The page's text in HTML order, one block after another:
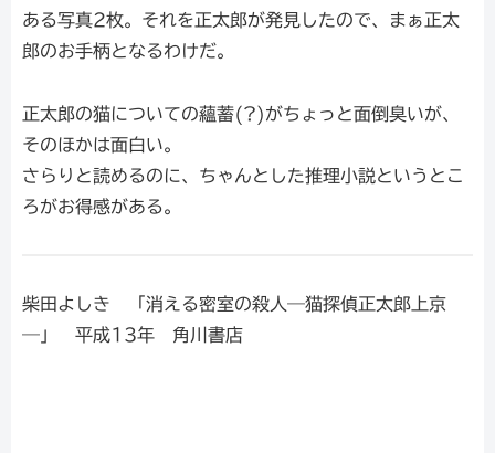
ある写真2枚。それを正太郎が発見したので、まぁ正太
郎のお手柄となるわけだ。
正太郎の猫についての蘊蓄(?)がちょっと面倒臭いが、
そのほかは面白い。
さらりと読めるのに、ちゃんとした推理小説というとこ
ろがお得感がある。
柴田よしき 「消える密室の殺人―猫探偵正太郎上京
―」 平成13年 角川書店